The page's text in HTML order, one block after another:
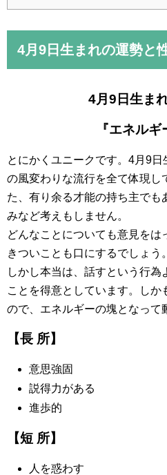
4月9日 生まれの運勢と
4月9日生ま
『エネルギ
とにかくユニークです。4月9
の風変わりな流行を全て体現し
た、有り余る才能の持ち主でも
みなど考えもしません。
どんなことについても意見をは
きついことも口にするでしょう。
しかし本当は、話すという行為
ことを得意としています。しか
ので、エネルギーの塊となって
【長 所】
意思強固
説得力がある
進歩的
【短 所】
人を惑わす